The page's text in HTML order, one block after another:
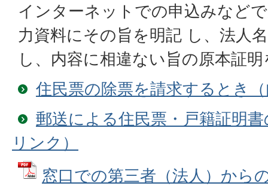
インターネットでの申込みなど
力資料にその旨を明記 し、法人
し、内容に相違ない旨の原本証
住民票の除票を請求するとき
郵送による住民票・戸籍証明
リンク）
窓口での第三者（法人）から